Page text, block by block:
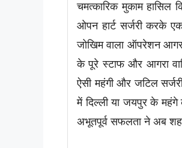
चमत्कारिक मुकाम हासिल
ओपन हार्ट सर्जरी करके
जोखिम वाला ऑपरेशन
के पूरे स्टाफ और आगरा
ऐसी महंगी और जटिल
में दिल्ली या जयपुर के
अभूतपूर्व सफलता ने अब